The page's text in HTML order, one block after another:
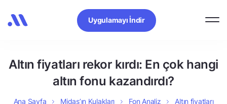
Uygulamayı İndir
Altın fiyatları rekor kırdı: En çok hangi
altın fonu kazandırdı?
Ana Sayfa Midas’ın Kulakları Fon Analiz
Altın fiyatları